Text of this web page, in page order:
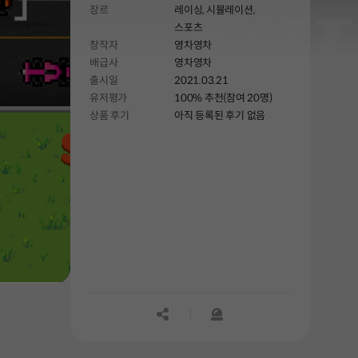
장르 레이싱, 시뮬레이션,
스포츠
창작자
영차영차
배급사
영차영차
출시일
2021.03.21
유저평가
100% 추천(참여 20명)
상품 후기
아직 등록된 후기 없음
공유하기신고하기